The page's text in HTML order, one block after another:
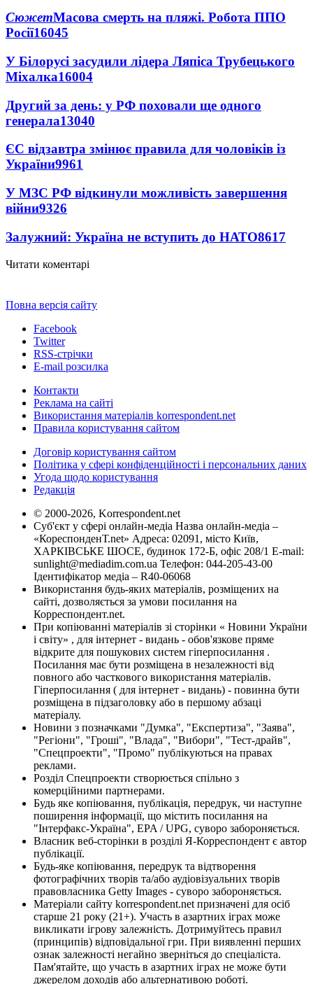
СюжетМасова смерть на пляжі. Робота ППО
Росії16045
У Білорусі засудили лідера Ляпіса Трубецького
Міхалка16004
Другий за день: у РФ поховали ще одного
генерала13040
ЄС відзавтра змінює правила для чоловіків із
України9961
У МЗС РФ відкинули можливість завершення
війни9326
Залужний: Україна не вступить до НАТО8617
Читати коментарі
Повна версія сайту
Facebook
Twitter
RSS-стрічки
E-mail розсилка
Контакти
Реклама на сайті
Використання матеріалів korrespondent.net
Правила користування сайтом
Договір користування сайтом
Політика у сфері конфіденційності і персональних даних
Угода щодо користування
Редакція
© 2000-2026, Korrespondent.net
Суб'єкт у сфері онлайн-медіа Назва онлайн-медіа –
«КореспонденТ.net» Адреса: 02091, місто Київ,
ХАРКІВСЬКЕ ШОСЕ, будинок 172-Б, офіс 208/1 E-mail:
sunlight@mediadim.com.ua Телефон: 044-205-43-00
Ідентифікатор медіа – R40-06068
Використання будь-яких матеріалів, розміщених на
сайті, дозволяється за умови посилання на
Корреспондент.net.
При копіюванні матеріалів зі сторінки « Новини України
і світу» , для інтернет - видань - обов'язкове пряме
відкрите для пошукових систем гіперпосилання .
Посилання має бути розміщена в незалежності від
повного або часткового використання матеріалів.
Гіперпосилання ( для інтернет - видань) - повинна бути
розміщена в підзаголовку або в першому абзаці
матеріалу.
Новини з позначками "Думка", "Експертиза", "Заява",
"Регіони", "Гроші", "Влада", "Вибори", "Тест-драйв",
"Спецпроекти", "Промо" публікуються на правах
реклами.
Розділ Спецпроекти створюється спільно з
комерційними партнерами.
Будь яке копіювання, публікація, передрук, чи наступне
поширення інформації, що містить посилання на
"Інтерфакс-Україна", EPA / UPG, суворо забороняється.
Власник веб-сторінки в розділі Я-Корреспондент є автор
публікації.
Будь-яке копіювання, передрук та відтворення
фотографічних творів та/або аудіовізуальних творів
правовласника Getty Images - суворо забороняється.
Матеріали сайту korrespondent.net призначені для осіб
старше 21 року (21+). Участь в азартних іграх може
викликати ігрову залежність. Дотримуйтесь правил
(принципів) відповідальної гри. При виявленні перших
ознак залежності негайно зверніться до спеціаліста.
Пам'ятайте, що участь в азартних іграх не може бути
джерелом доходів або альтернативою роботі.